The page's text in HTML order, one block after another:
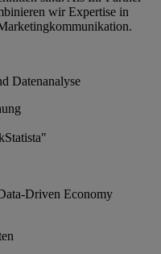
wir Expertise in
Datenanalyse
Driven Economy